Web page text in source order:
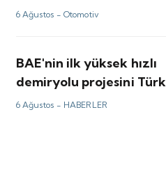
6 Ağustos -Otomotiv
BAE'nin ilk yüksek hızlı
demiryolu projesini Türk
firması yapacak
6 Ağustos - HABERLER